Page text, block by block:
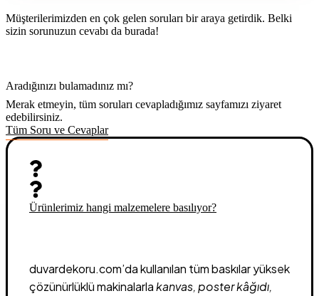
Müşterilerimizden en çok gelen soruları bir araya getirdik. Belki
sizin sorunuzun cevabı da burada!
Aradığınızı bulamadınız mı?
Merak etmeyin, tüm soruları cevapladığımız sayfamızı ziyaret
edebilirsiniz.
Tüm Soru ve Cevaplar
Ürünlerimiz hangi malzemelere basılıyor?
duvardekoru.com’da kullanılan tüm baskılar yüksek
çözünürlüklü makinalarlakanvas, poster kâğıdı,